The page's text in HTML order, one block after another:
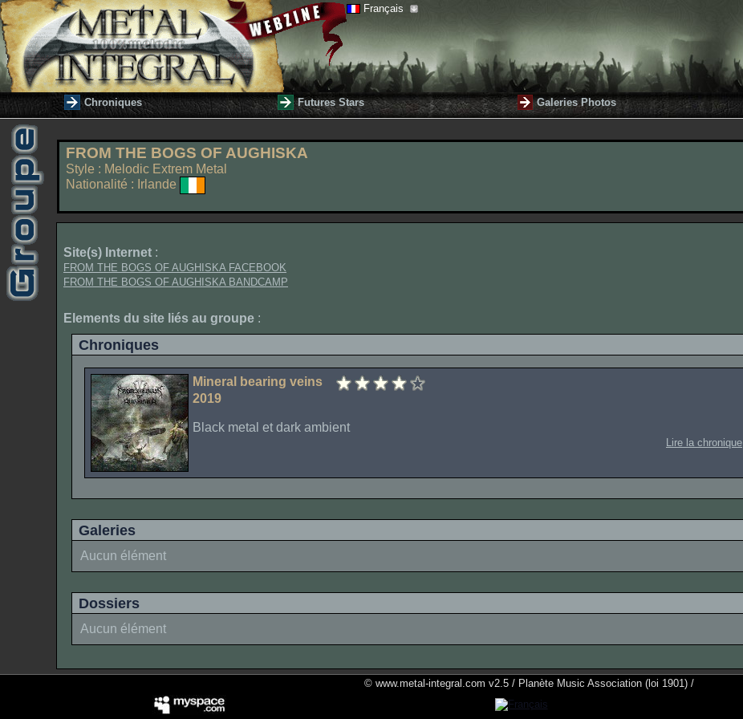
Français
Chroniques Futures Stars Galeries Photos
FROM THE BOGS OF AUGHISKA
Style : Melodic Extrem Metal
Nationalité : Irlande
Site(s) Internet :
FROM THE BOGS OF AUGHISKA FACEBOOK
FROM THE BOGS OF AUGHISKA BANDCAMP
Elements du site liés au groupe :
Chroniques
Mineral bearing veins
2019
Black metal et dark ambient
Lire la chronique
Galeries
Aucun élément
Dossiers
Aucun élément
© www.metal-integral.com v2.5 / Planète Music Association (loi 1901) /